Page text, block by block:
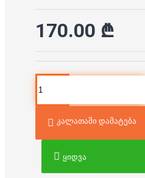
170.00 ₾
კალათაში დამატება
ყიდვა